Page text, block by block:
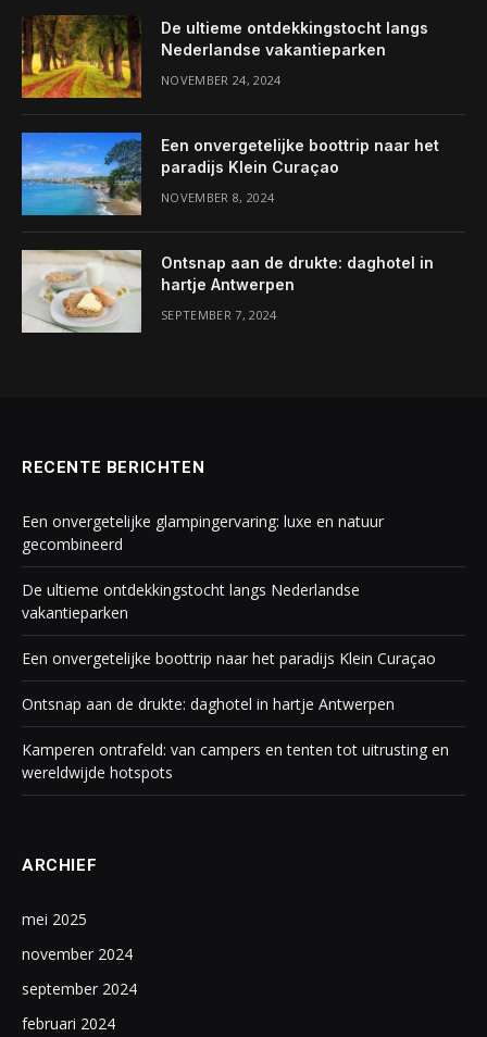
De ultieme ontdekkingstocht langs
Nederlandse vakantieparken
NOVEMBER 24, 2024
Een onvergetelijke boottrip naar het
paradijs Klein Curaçao
NOVEMBER 8, 2024
Ontsnap aan de drukte: daghotel in
hartje Antwerpen
SEPTEMBER 7, 2024
RECENTE BERICHTEN
Een onvergetelijke glampingervaring: luxe en natuur
gecombineerd
De ultieme ontdekkingstocht langs Nederlandse
vakantieparken
Een onvergetelijke boottrip naar het paradijs Klein Curaçao
Ontsnap aan de drukte: daghotel in hartje Antwerpen
Kamperen ontrafeld: van campers en tenten tot uitrusting en
wereldwijde hotspots
ARCHIEF
mei 2025
november 2024
september 2024
februari 2024